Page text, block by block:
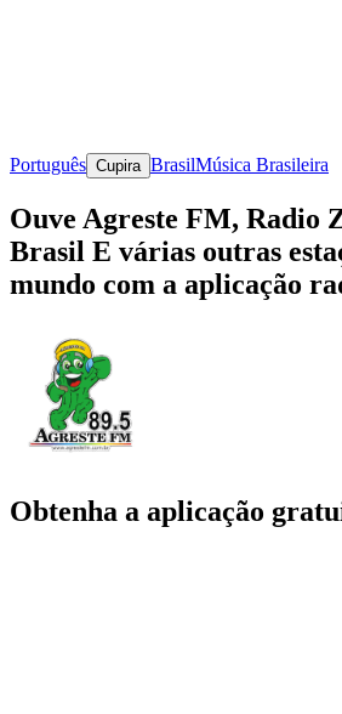
Português Cupira BrasilMúsica Brasileira
Ouve Agreste FM, Radio
Brasil E várias outras
mundo com a aplicação
Obtenha a aplicação